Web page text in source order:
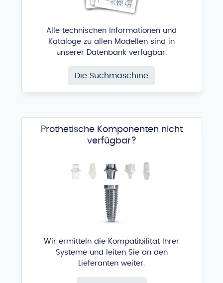
Alle technischen Informationen und
Kataloge zu allen Modellen sind in
unserer Datenbank verfügbar.
Die Suchmaschine
Prothetische Komponenten nicht
verfügbar?
Wir ermitteln die Kompatibilität Ihrer
Systeme und leiten Sie an den
Lieferanten weiter.